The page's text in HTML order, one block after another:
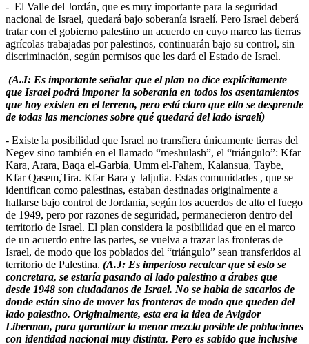
- El Valle del Jordán, que es muy importante para la seguridad
nacional de Israel, quedará bajo soberanía israelí. Pero Israel deberá
tratar con el gobierno palestino un acuerdo en cuyo marco las tierras
agrícolas trabajadas por palestinos, continuarán bajo su control, sin
discriminación, según permisos que les dará el Estado de Israel.
(A.J: Es importante señalar que el plan no dice explícitamente
que Israel podrá imponer la soberanía en todos los asentamientos
que hoy existen en el terreno, pero está claro que ello se desprende
de todas las menciones sobre qué quedará del lado israelí)
- Existe la posibilidad que Israel no transfiera únicamente tierras del
Negev sino también en el llamado “meshulash”, el “triángulo”: Kfar
Kara, Arara, Baqa el-Garbía, Umm el-Fahem, Kalansua, Taybe,
Kfar Qasem,Tira. Kfar Bara y Jaljulia. Estas comunidades , que se
identifican como palestinas, estaban destinadas originalmente a
hallarse bajo control de Jordania, según los acuerdos de alto el fuego
de 1949, pero por razones de seguridad, permanecieron dentro del
territorio de Israel. El plan considera la posibilidad que en el marco
de un acuerdo entre las partes, se vuelva a trazar las fronteras de
Israel, de modo que los poblados del “triángulo” sean transferidos al
territorio de Palestina. (A.J: Es imperioso recalcar que si esto se
concretara, se estaría pasando al lado palestino a árabes que
desde 1948 son ciudadanos de Israel. No se habla de sacarlos de
donde están sino de mover las fronteras de modo que queden del
lado palestino. Originalmente, esta era la idea de Avigdor
Liberman, para garantizar la menor mezcla posible de poblaciones
con identidad nacional muy distinta. Pero es sabido que inclusive